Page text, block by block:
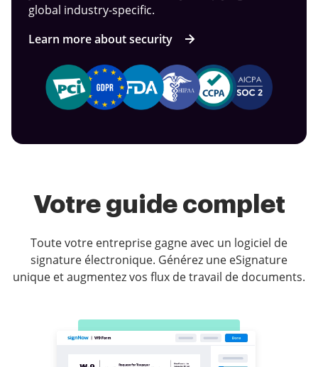
global industry-specific.
Learn more about security
Votre guide complet
Toute votre entreprise gagne avec un logiciel de
signature électronique. Générez une eSignature
unique et augmentez vos flux de travail de documents.